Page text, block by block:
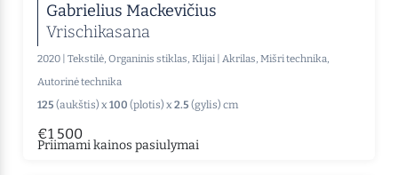
Gabrielius Mackevičius
Vrischikasana
2020 Tekstilė, Organinis stiklas, Klijai Akrilas, Mišri technika,
Autorinė technika
125 (aukštis) x100 (plotis) x2.5 (gylis) cm
€1 500
Priimami kainos pasiulymai